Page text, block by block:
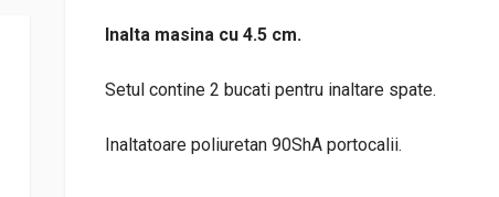
Inalta masina cu 4.5 cm.
Setul contine 2 bucati pentru inaltare spate.
Inaltatoare poliuretan 90ShA portocalii.